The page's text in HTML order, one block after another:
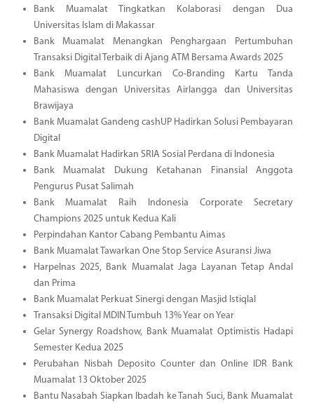
Bank Muamalat Tingkatkan Kolaborasi dengan Dua
Universitas Islam di Makassar
Bank Muamalat Menangkan Penghargaan Pertumbuhan
Transaksi Digital Terbaik di Ajang ATM Bersama Awards 2025
Bank Muamalat Luncurkan Co-Branding Kartu Tanda
Mahasiswa dengan Universitas Airlangga dan Universitas
Brawijaya
Bank Muamalat Gandeng cashUP Hadirkan Solusi Pembayaran
Digital
Bank Muamalat Hadirkan SRIA Sosial Perdana di Indonesia
Bank Muamalat Dukung Ketahanan Finansial Anggota
Pengurus Pusat Salimah
Bank Muamalat Raih Indonesia Corporate Secretary
Champions 2025 untuk Kedua Kali
Perpindahan Kantor Cabang Pembantu Aimas
Bank Muamalat Tawarkan One Stop Service Asuransi Jiwa
Harpelnas 2025, Bank Muamalat Jaga Layanan Tetap Andal
dan Prima
Bank Muamalat Perkuat Sinergi dengan Masjid Istiqlal
Transaksi Digital MDIN Tumbuh 13% Year on Year
Gelar Synergy Roadshow, Bank Muamalat Optimistis Hadapi
Semester Kedua 2025
Perubahan Nisbah Deposito Counter dan Online IDR Bank
Muamalat 13 Oktober 2025
Bantu Nasabah Siapkan Ibadah ke Tanah Suci, Bank Muamalat